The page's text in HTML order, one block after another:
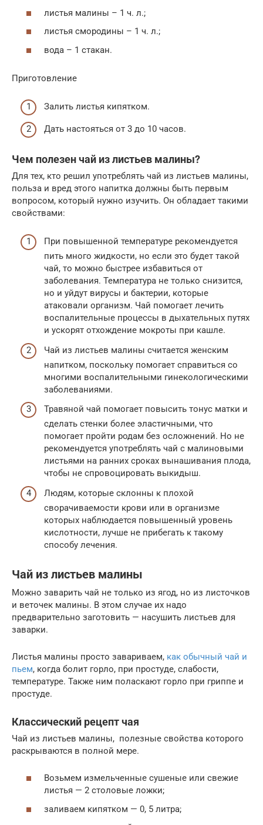
листья малины – 1 ч. л.;
листья смородины – 1 ч. л.;
вода – 1 стакан.
Приготовление
Залить листья кипятком.
Дать настояться от 3 до 10 часов.
Чем полезен чай из листьев малины?
Для тех, кто решил употреблять чай из листьев малины,
польза и вред этого напитка должны быть первым
вопросом, который нужно изучить. Он обладает такими
свойствами:
При повышенной температуре рекомендуется
пить много жидкости, но если это будет такой
чай, то можно быстрее избавиться от
заболевания. Температура не только снизится,
но и уйдут вирусы и бактерии, которые
атаковали организм. Чай помогает лечить
воспалительные процессы в дыхательных путях
и ускорят отхождение мокроты при кашле.
Чай из листьев малины считается женским
напитком, поскольку помогает справиться со
многими воспалительными гинекологическими
заболеваниями.
Травяной чай помогает повысить тонус матки и
сделать стенки более эластичными, что
помогает пройти родам без осложнений. Но не
рекомендуется употреблять чай с малиновыми
листьями на ранних сроках вынашивания плода,
чтобы не спровоцировать выкидыш.
Людям, которые склонны к плохой
сворачиваемости крови или в организме
которых наблюдается повышенный уровень
кислотности, лучше не прибегать к такому
способу лечения.
Чай из листьев малины
Можно заварить чай не только из ягод, но из листочков
и веточек малины. В этом случае их надо
предварительно заготовить — насушить листьев для
заварки.
Листья малины просто завариваем, как обычный чай и
пьем, когда болит горло, при простуде, слабости,
температуре. Также ним поласкают горло при гриппе и
простуде.
Классический рецепт чая
Чай из листьев малины, полезные свойства которого
раскрываются в полной мере.
Возьмем измельченные сушеные или свежие
листья — 2 столовые ложки;
заливаем кипятком — 0, 5 литра;